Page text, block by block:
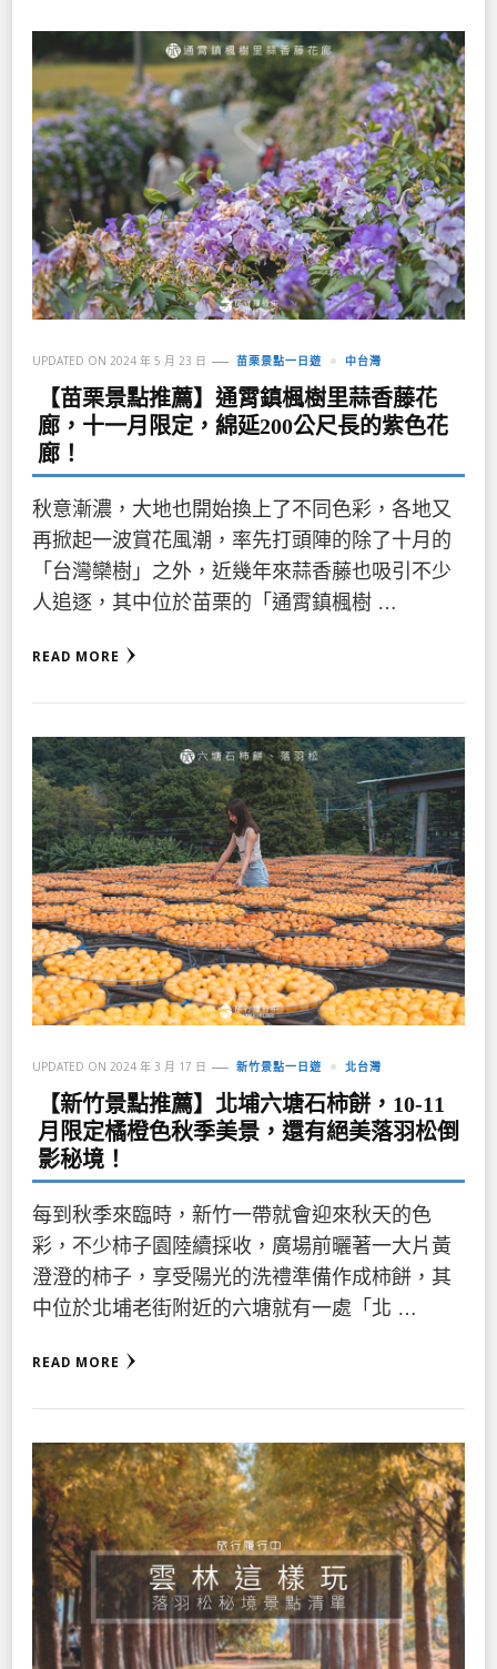
UPDATED ON 2024 年 5 月 23 日 苗栗景點一日遊 中台灣
【苗栗景點推薦】通霄鎮楓樹里蒜香藤花
廊，十一月限定，綿延200公尺長的紫色花
廊！
秋意漸濃，大地也開始換上了不同色彩，各地又
再掀起一波賞花風潮，率先打頭陣的除了十月的
「台灣欒樹」之外，近幾年來蒜香藤也吸引不少
人追逐，其中位於苗栗的「通霄鎮楓樹 …
READ MORE
UPDATED ON 2024 年 3 月 17 日 新竹景點一日遊 北台灣
【新竹景點推薦】北埔六塘石柿餅，10-11
月限定橘橙色秋季美景，還有絕美落羽松倒
影秘境！
每到秋季來臨時，新竹一帶就會迎來秋天的色
彩，不少柿子園陸續採收，廣場前曬著一大片黃
澄澄的柿子，享受陽光的洗禮準備作成柿餅，其
中位於北埔老街附近的六塘就有一處「北 …
READ MORE